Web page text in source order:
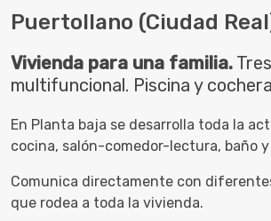
Puertollano (Ciudad
Vivienda para una familia.
multifuncional. Piscina y
En Planta baja se desarrolla toda la
cocina, salón-comedor-lectura, baño
Comunica directamente con
que rodea a toda la vivienda.